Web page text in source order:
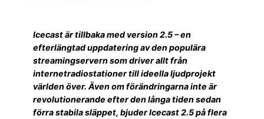
Icecast är tillbaka med version 2.5 – en
efterlängtad uppdatering av den populära
streamingservern som driver allt från
internetradiostationer till ideella ljudprojekt
världen över. Även om förändringarna inte är
revolutionerande efter den långa tiden sedan
förra stabila släppet, bjuder Icecast 2.5 på flera